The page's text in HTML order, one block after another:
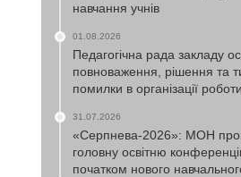
навчання учнів
01.08.2026
Педагогічна рада закладу
повноваження, рішення та
помилки в організації роботи
31.07.2026
«Серпнева-2026»: МОН
головну освітню
початком нового